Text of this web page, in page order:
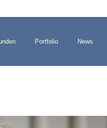
Portfolio News